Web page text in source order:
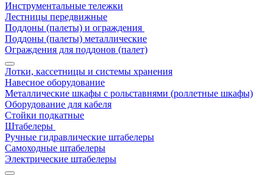
Инструментальные тележки
Лестницы передвижные
Поддоны (палеты) и ограждения
Поддоны (палеты) металлические
Ограждения для поддонов (палет)
Лотки, кассетницы и системы хранения
Навесное оборудование
Металлические шкафы с рольставнями (роллетные шкафы)
Оборудование для кабеля
Стойки подкатные
Штабелеры
Ручные гидравлические штабелеры
Самоходные штабелеры
Электрические штабелеры